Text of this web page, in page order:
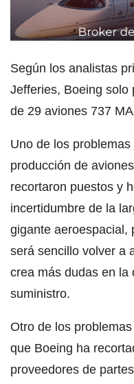
Según los analistas
Jefferies, Boeing solo
de 29 aviones 737
Uno de los
producción de
recortaron puestos y
incertidumbre de la
gigante aeroespacial,
será sencillo volver a
crea más dudas en la
suministro.
Otro de los
que Boeing ha
proveedores de